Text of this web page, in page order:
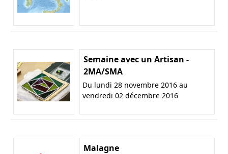
Semaine avec un Artisan -
2MA/SMA
Du lundi 28 novembre 2016 au
vendredi 02 décembre 2016
Malagne